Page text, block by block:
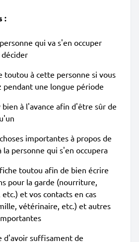
:
qui va s'en occuper
toutou à cette personne si vous
pendant une longue période
bien à l'avance afin d'être sûr de
importantes à propos de
personne qui s'en occupera
toutou afin de bien écrire
pour la garde (nourriture,
et vos contacts en cas
vétérinaire, etc.) et autres
d'avoir suffisament de